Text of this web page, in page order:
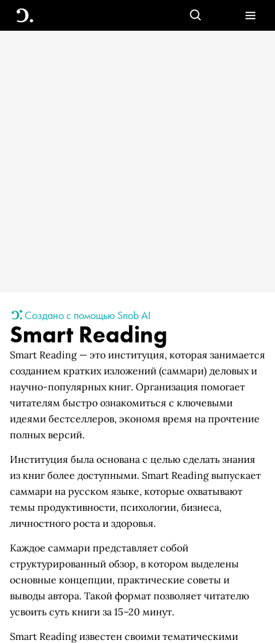
Создано с помощью Snob AI
Smart Reading
Smart Reading — это институция, которая занимается
созданием кратких изложений (саммари) деловых и
научно-популярных книг. Организация помогает
читателям быстро ознакомиться с ключевыми
идеями бестселлеров, экономя время на прочтение
полных версий.
Институция была основана с целью сделать знания
из книг более доступными. Smart Reading выпускает
саммари на русском языке, которые охватывают
темы продуктивности, психологии, бизнеса,
личностного роста и здоровья.
Каждое саммари представляет собой
структурированный обзор, в котором выделены
основные концепции, практические советы и
выводы автора. Такой формат позволяет читателю
усвоить суть книги за 15–20 минут.
Smart Reading известен своими тематическими